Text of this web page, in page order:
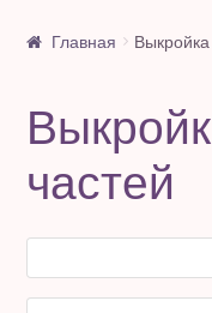
Все курсы
Мои курсы
Главная
частей